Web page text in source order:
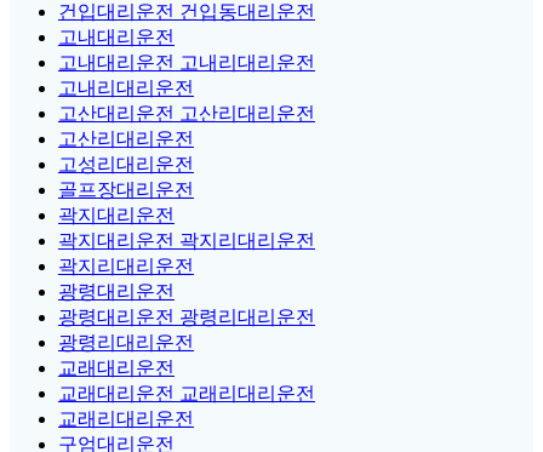
건입대리운전 건입동대리운전
고내대리운전
고내대리운전 고내리대리운전
고내리대리운전
고산대리운전 고산리대리운전
고산리대리운전
고성리대리운전
골프장대리운전
곽지대리운전
곽지대리운전 곽지리대리운전
곽지리대리운전
광령대리운전
광령대리운전 광령리대리운전
광령리대리운전
교래대리운전
교래대리운전 교래리대리운전
교래리대리운전
구엄대리운전